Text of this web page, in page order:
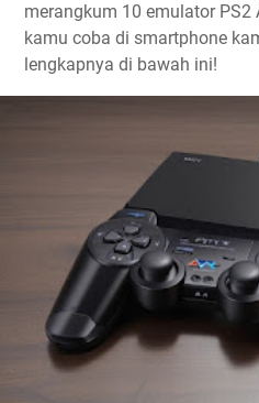
merangkum 10 emulator
kamu coba di smartphone
lengkapnya di bawah ini!